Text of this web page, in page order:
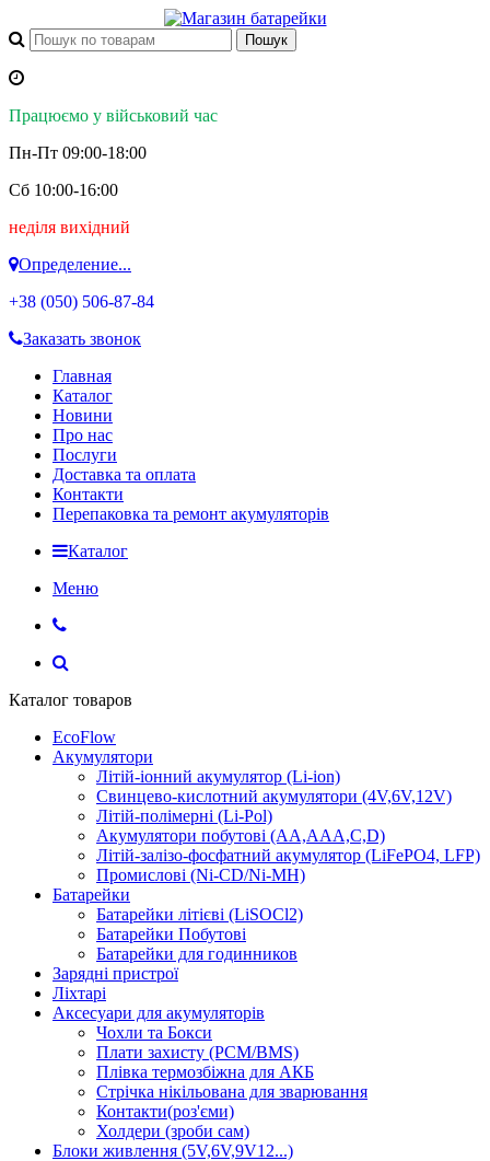
Працюємо у військовий час
Пн-Пт 09:00-18:00
Сб 10:00-16:00
неділя вихідний
Определение...
+38 (050) 506-87-84
Заказать звонок
Главная
Каталог
Новини
Про нас
Послуги
Доставка та оплата
Контакти
Перепаковка та ремонт акумуляторів
Каталог
Меню
Каталог товаров
EcoFlow
Акумулятори
Літій-іонний акумулятор (Li-ion)
Свинцево-кислотний акумулятори (4V,6V,12V)
Літій-полімерні (Li-Pol)
Акумулятори побутові (AA,AAA,C,D)
Літій-залізо-фосфатний акумулятор (LiFePO4, LFP)
Промислові (Ni-CD/Ni-MH)
Батарейки
Батарейки літієві (LiSOCl2)
Батарейки Побутові
Батарейки для годинников
Зарядні пристрої
Ліхтарі
Аксесуари для акумуляторів
Чохли та Бокси
Плати захисту (PCM/BMS)
Плівка термозбіжна для АКБ
Стрічка нікільована для зварювання
Контакти(роз'єми)
Холдери (зроби сам)
Блоки живлення (5V,6V,9V12...)